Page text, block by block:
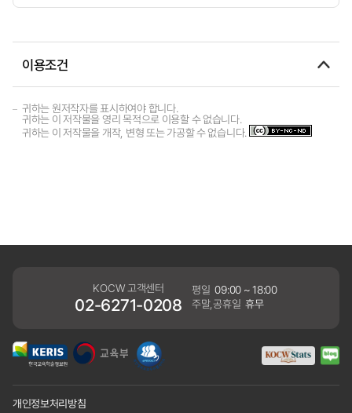
이용조건
귀하는 원저작자를 표시하여야 합니다.
귀하는 이 저작물을 영리 목적으로 이용할 수 없습니다.
귀하는 이 저작물을 개작, 변형 또는 가공할 수 없습니다.
KOCW 고객센터
02-6271-0208
평일 09:00 ~ 18:00
주말,공휴일 휴무
개인정보처리방침